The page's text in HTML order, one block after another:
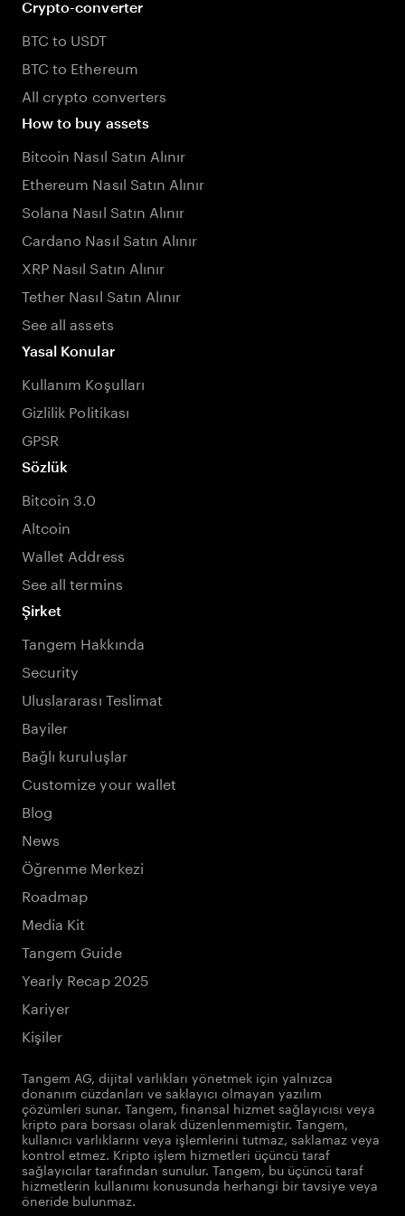
Crypto-converter
BTC to USDT
BTC to Ethereum
All crypto converters
How to buy assets
Bitcoin Nasıl Satın Alınır
Ethereum Nasıl Satın Alınır
Solana Nasıl Satın Alınır
Cardano Nasıl Satın Alınır
XRP Nasıl Satın Alınır
Tether Nasıl Satın Alınır
See all assets
Yasal Konular
Kullanım Koşulları
Gizlilik Politikası
GPSR
Sözlük
Bitcoin 3.0
Altcoin
Wallet Address
See all termins
Şirket
Tangem Hakkında
Security
Uluslararası Teslimat
Bayiler
Bağlı kuruluşlar
Customize your wallet
Blog
News
Öğrenme Merkezi
Roadmap
Media Kit
Tangem Guide
Yearly Recap 2025
Kariyer
Kişiler
Tangem AG, dijital varlıkları yönetmek için yalnızca
donanım cüzdanları ve saklayıcı olmayan yazılım
çözümleri sunar. Tangem, finansal hizmet sağlayıcısı veya
kripto para borsası olarak düzenlenmemiştir. Tangem,
kullanıcı varlıklarını veya işlemlerini tutmaz, saklamaz veya
kontrol etmez. Kripto işlem hizmetleri üçüncü taraf
sağlayıcılar tarafından sunulur. Tangem, bu üçüncü taraf
hizmetlerin kullanımı konusunda herhangi bir tavsiye veya
öneride bulunmaz.